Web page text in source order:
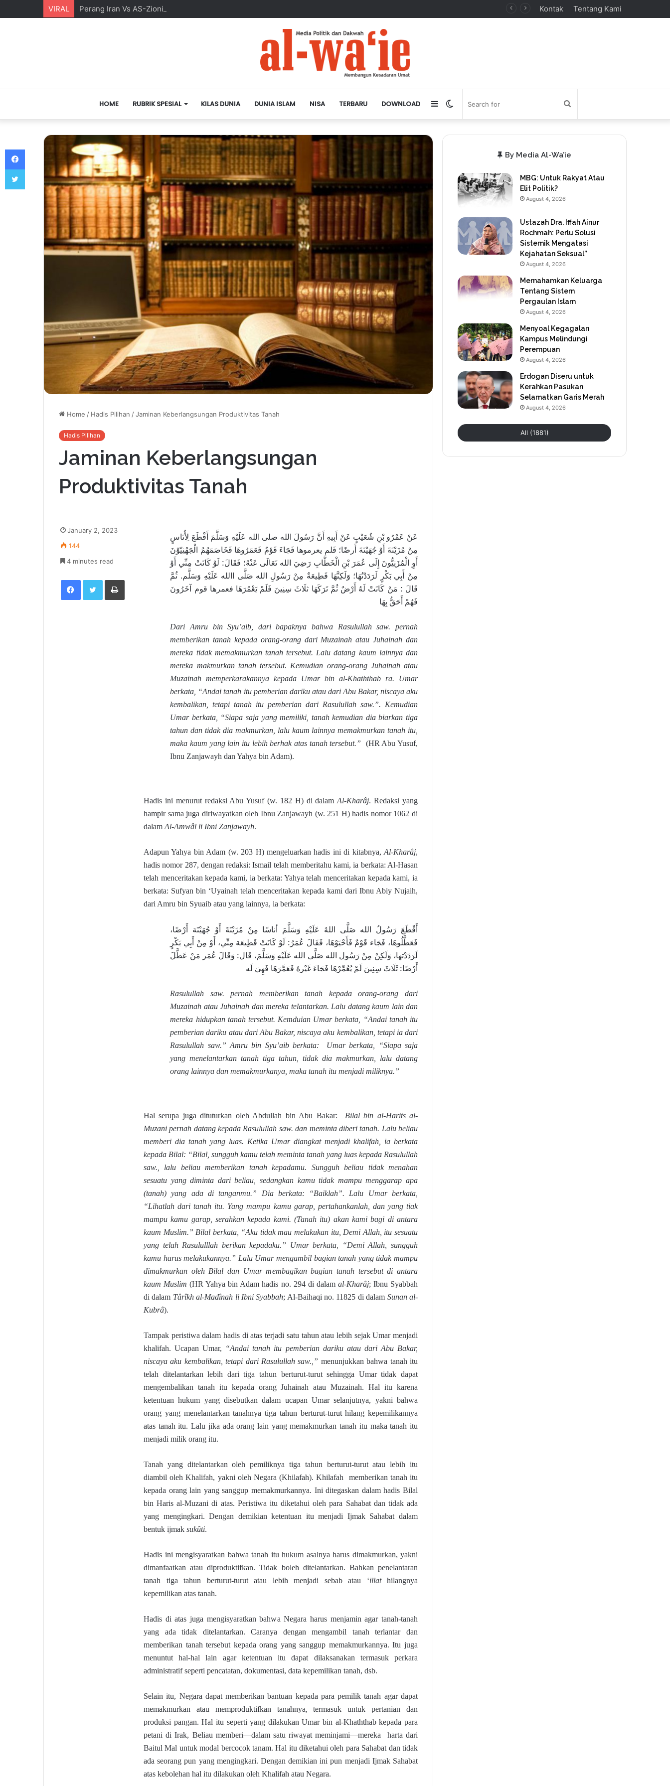
VIRAL Perang Iran Vs AS-Zionis Yahudi dan Masa Depan Dunia Islam Kontak Tentang Kami
HOME RUBRIK SPESIAL KILAS DUNIA DUNIA ISLAM NISA TERBARU DOWNLOAD
for
Switch
skin
Sidebar
Home / Hadis Pilihan /Jaminan Keberlangsungan Produktivitas Tanah
Hadis Pilihan
Jaminan Keberlangsungan
Produktivitas Tanah
عَنْ عَمْرُو بْنِ شُعَيْبٍ عَنْ أَبِيهِ أَنَّ رَسُولَ الله صلى الله عَلَيْهِ وَسَلَّمَ أَقْطَعَ لِأُنَاسٍ
مِنْ مُزَيْنَةَ أَوْ جُهَيْنَةَ أَرضًا؛ فَلم يعرموها فَجَاءَ قَوْمٌ فَعَمَرُوهَا فَخَاصَمَهُمُ الْجَهْنِيّوْنَ
أَوِ الْمُزَنِيُّونَ إِلَى عُمَرَ بْنِ الْخَطَّابِ رَضِيَ الله تَعَالَى عَنْهُ؛ فَقَالَ: لَوْ كَانَتْ مِنِّي أَوْ
مِنْ أَبِي بَكْرٍ لَرَدَدْتُهَا؛ وَلَكِنَّهَا قَطِيعَةٌ مِنْ رَسُولِ الله صَلَّى االله عَلَيْهِ وَسَلَّم. ثُمَّ
قَالَ : مَنْ كَانَتْ لَهُ أَرْضٌ ثُمَّ تَرَكَهَا ثلَاثَ سِنِينَ فَلَمْ يَعْمُرَهَا فعمرها قوم آخَرُونَ
فَهُمْ أَحَقُّ بِهَا
Dari Amru bin Syu’aib, dari bapaknya bahwa Rasulullah saw. pernah
memberikan tanah kepada orang-orang dari Muzainah atau Juhainah dan
mereka tidak memakmurkan tanah tersebut. Lalu datang kaum lainnya dan
mereka makmurkan tanah tersebut. Kemudian orang-orang Juhainah atau
Muzainah memperkarakannya kepada Umar bin al-Khaththab ra. Umar
berkata, “Andai tanah itu pemberian dariku atau dari Abu Bakar, niscaya aku
kembalikan, tetapi tanah itu pemberian dari Rasulullah saw.”. Kemudian
Umar berkata, “Siapa saja yang memiliki, tanah kemudian dia biarkan tiga
tahun dan tidak dia makmurkan, lalu kaum lainnya memakmurkan tanah itu,
maka kaum yang lain itu lebih berhak atas tanah tersebut.”
(HR Abu Yusuf,
Ibnu Zanjawayh dan Yahya bin Adam).
Hadis ini menurut redaksi Abu Yusuf (w. 182 H) di dalamAl-Kharâj. Redaksi yang
hampir sama juga diriwayatkan oleh Ibnu Zanjawayh (w. 251 H) hadis nomor 1062 di
dalam Al-Amwâl li Ibni Zanjawayh.
Adapun Yahya bin Adam (w. 203 H) mengeluarkan hadis ini di kitabnya, Al-Kharâj,
hadis nomor 287, dengan redaksi: Ismail telah memberitahu kami, ia berkata: Al-Hasan
telah menceritakan kepada kami, ia berkata: Yahya telah menceritakan kepada kami, ia
berkata: Sufyan bin ‘Uyainah telah menceritakan kepada kami dari Ibnu Abiy Nujaih,
dari Amru bin Syuaib atau yang lainnya, ia berkata:
أَقْطَعَ رَسُولُ الله صَلَّى اللهُ عَلَيْهِ وَسَلَّمَ أناسًا مِنْ مُزَيْنَةَ أَوْ جُهَيْنَة أَرْضًا،
فَعَطَّلُوهَا، فَجَاء قَوْمٌ فَأَحْيَوْهَا، فَقَالَ عُمَرُ: لَوْ كَانَتْ قَطِيعَة مِنِّي، أَوْ مِنْ أَبِي بَكْرٍ
لَرَدَدْتها، وَلَكِنْ مِنْ رَسُول الله صَلَّى الله عَلَيْهِ وَسَلَّمَ، قَال: وَقَالَ عُمَر مَنْ عَطَّلَ
أَرْضًا: ثَلَاثَ سِنِينَ لَمْ يُعُمِّرْهَا فَجَاءَ غَيْرهُ فَعَمَّرَهَا فَهِيَ لَه
Rasulullah saw. pernah memberikan tanah kepada orang-orang dari
Muzainah atau Juhainah dan mereka telantarkan. Lalu datang kaum lain dan
mereka hidupkan tanah tersebut. Kemduian Umar berkata, “Andai tanah itu
pemberian dariku atau dari Abu Bakar, niscaya aku kembalikan, tetapi ia dari
Rasulullah saw.” Amru bin Syu’aib berkata: Umar berkata, “Siapa saja
yang menelantarkan tanah tiga tahun, tidak dia makmurkan, lalu datang
orang lainnya dan memakmurkanya, maka tanah itu menjadi miliknya.”
Hal serupa juga dituturkan oleh Abdullah bin Abu Bakar: Bilal bin al-Harits al-
Muzani pernah datang kepada Rasulullah saw. dan meminta diberi tanah. Lalu beliau
memberi dia tanah yang luas. Ketika Umar diangkat menjadi khalifah, ia berkata
kepada Bilal: “Bilal, sungguh kamu telah meminta tanah yang luas kepada Rasulullah
saw., lalu beliau memberikan tanah kepadamu. Sungguh beliau tidak menahan
sesuatu yang diminta dari beliau, sedangkan kamu tidak mampu menggarap apa
(tanah) yang ada di tanganmu.” Dia berkata: “Baiklah”. Lalu Umar berkata,
“Lihatlah dari tanah itu. Yang mampu kamu garap, pertahankanlah, dan yang tiak
mampu kamu garap, serahkan kepada kami. (Tanah itu) akan kami bagi di antara
kaum Muslim.” Bilal berkata, “Aku tidak mau melakukan itu, Demi Allah, itu sesuatu
yang telah Rasululllah berikan kepadaku.” Umar berkata, “Demi Allah, sungguh
kamu harus melakukannya.” Lalu Umar mengambil bagian tanah yang tidak mampu
dimakmurkan oleh Bilal dan Umar membagikan bagian tanah tersebut di antara
kaum Muslim (HR Yahya bin Adam hadis no. 294 di dalam al-Kharâj; Ibnu Syabbah
di dalam Târîkh al-Madînah li Ibni Syabbah; Al-Baihaqi no. 11825 di dalam Sunan al-
Kubrâ).
Tampak peristiwa dalam hadis di atas terjadi satu tahun atau lebih sejak Umar menjadi
khalifah. Ucapan Umar, “Andai tanah itu pemberian dariku atau dari Abu Bakar,
niscaya aku kembalikan, tetapi dari Rasulullah saw.,” menunjukkan bahwa tanah itu
telah ditelantarkan lebih dari tiga tahun berturut-turut sehingga Umar tidak dapat
mengembalikan tanah itu kepada orang Juhainah atau Muzainah. Hal itu karena
ketentuan hukum yang disebutkan dalam ucapan Umar selanjutnya, yakni bahwa
orang yang menelantarkan tanahnya tiga tahun berturut-turut hilang kepemilikannya
atas tanah itu. Lalu jika ada orang lain yang memakmurkan tanah itu maka tanah itu
menjadi milik orang itu.
Tanah yang ditelantarkan oleh pemiliknya tiga tahun berturut-turut atau lebih itu
diambil oleh Khalifah, yakni oleh Negara (Khilafah). Khilafah memberikan tanah itu
kepada orang lain yang sanggup memakmurkannya. Ini ditegaskan dalam hadis Bilal
bin Haris al-Muzani di atas. Peristiwa itu diketahui oleh para Sahabat dan tidak ada
yang mengingkari. Dengan demikian ketentuan itu menjadi Ijmak Sahabat dalam
bentuk ijmak sukûti.
Hadis ini mengisyaratkan bahwa tanah itu hukum asalnya harus dimakmurkan, yakni
dimanfaatkan atau diproduktifkan. Tidak boleh ditelantarkan. Bahkan penelantaran
tanah tiga tahun berturut-turut atau lebih menjadi sebab atau ‘illathilangnya
kepemilikan atas tanah.
Hadis di atas juga mengisyaratkan bahwa Negara harus menjamin agar tanah-tanah
yang ada tidak ditelantarkan. Caranya dengan mengambil tanah terlantar dan
memberikan tanah tersebut kepada orang yang sanggup memakmurkannya. Itu juga
menuntut hal-hal lain agar ketentuan itu dapat dilaksanakan termasuk perkara
administratif seperti pencatatan, dokumentasi, data kepemilikan tanah, dsb.
Selain itu, Negara dapat memberikan bantuan kepada para pemilik tanah agar dapat
memakmurkan atau memproduktifkan tanahnya, termasuk untuk pertanian dan
produksi pangan. Hal itu seperti yang dilakukan Umar bin al-Khaththab kepada para
petani di Irak, Beliau memberi—dalam satu riwayat meminjami—mereka harta dari
Baitul Mal untuk modal bercocok tanam. Hal itu diketahui oleh para Sahabat dan tidak
ada seorang pun yang mengingkari. Dengan demikian ini pun menjadi Ijmak Sahabat
atas kebolehan hal itu dilakukan oleh Khalifah atau Negara.
January 2, 2023
144
4 minutes read
Facebook Twitter Print
By Media Al-Wa’ie
MBG: Untuk Rakyat Atau
Elit Politik?
August 4, 2026
Ustazah Dra. Iffah Ainur
Rochmah: Perlu Solusi
Sistemik Mengatasi
Kejahatan Seksual”
August 4, 2026
Memahamkan Keluarga
Tentang Sistem
Pergaulan Islam
August 4, 2026
Menyoal Kegagalan
Kampus Melindungi
Perempuan
August 4, 2026
Erdogan Diseru untuk
Kerahkan Pasukan
Selamatkan Garis Merah
August 4, 2026
All (1881)